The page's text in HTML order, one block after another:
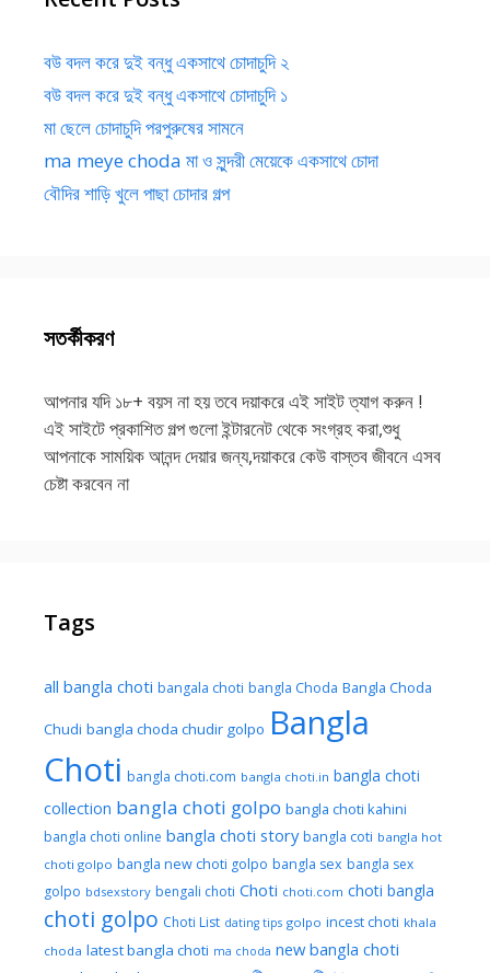
বউ বদল করে দুই বন্ধু একসাথে চোদাচুদি ২
বউ বদল করে দুই বন্ধু একসাথে চোদাচুদি ১
মা ছেলে চোদাচুদি পরপুরুষের সামনে
ma meye choda মা ও সুন্দরী মেয়েকে একসাথে চোদা
বৌদির শাড়ি খুলে পাছা চোদার গল্প
সতর্কীকরণ
আপনার যদি ১৮+ বয়স না হয় তবে দয়াকরে এই সাইট ত্যাগ করুন !
এই সাইটে প্রকাশিত গল্প গুলো ইন্টারনেট থেকে সংগ্রহ করা,শুধু
আপনাকে সাময়িক আনন্দ দেয়ার জন্য,দয়াকরে কেউ বাস্তব জীবনে এসব
চেষ্টা করবেন না
Tags
all bangla choti bangala choti bangla Choda Bangla Choda
Chudi bangla choda chudir golpo Bangla
Choti bangla choti.com bangla choti.in bangla choti
collection bangla choti golpo bangla choti kahini
bangla choti online bangla choti story bangla coti bangla hot
choti golpo bangla new choti golpo bangla sex bangla sex
golpo bdsexstory bengali choti Choti choti.com choti bangla
choti golpo Choti List dating tips golpo incest choti khala
choda latest bangla choti ma choda new bangla choti